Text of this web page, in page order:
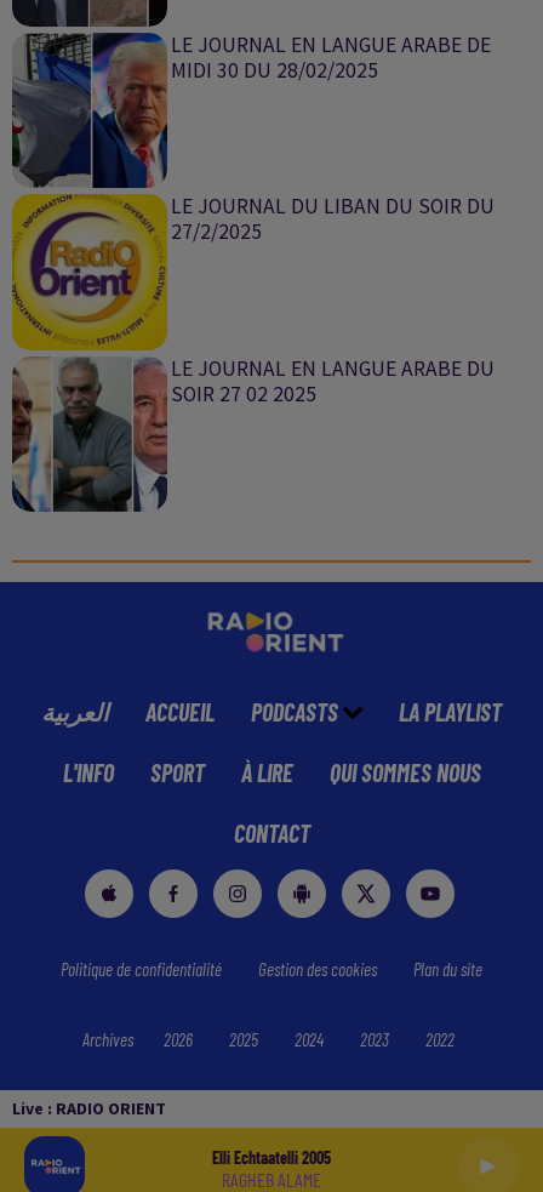
Live : RADIO ORIENT
Elli Echtaatelli 2005
RAGHEB ALAME
LE JOURNAL EN LANGUE ARABE DE
MIDI 30 DU 28/02/2025
LE JOURNAL DU LIBAN DU SOIR DU
27/2/2025
LE JOURNAL EN LANGUE ARABE DU
SOIR 27 02 2025
العربية ACCUEIL PODCASTS LA PLAYLIST
L'INFO SPORT À LIRE QUI SOMMES NOUS
CONTACT
Politique de confidentialité Gestion des cookies Plan du site
Archives 2026 2025 2024 2023 2022